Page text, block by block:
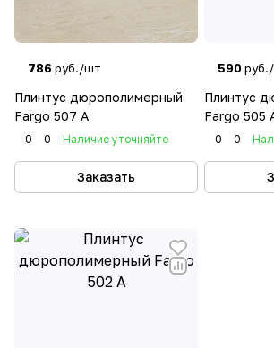
786 руб./шт
Плинтус дюрополимерный
Fargo 507 А
0 0 Наличие уточняйте
Заказать
590
Плинтус
Fargo 505
0 0